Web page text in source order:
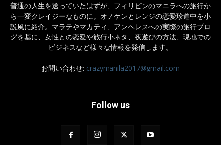
普通の人生を送っていたはずが、フィリピンのマニラへの旅行か
ら一変クレイジーなものに。オノケンとレンジの恋愛珍道中を小
説風に紹介。マラテやマカティ、アンヘレスへの実際の旅行ブロ
グを基に、女性との恋愛や旅行小ネタ、夜遊びの方法、現地での
ビジネスなど様々な情報を発信します。
お問い合わせ: crazymanila2017@gmail.com
Follow us